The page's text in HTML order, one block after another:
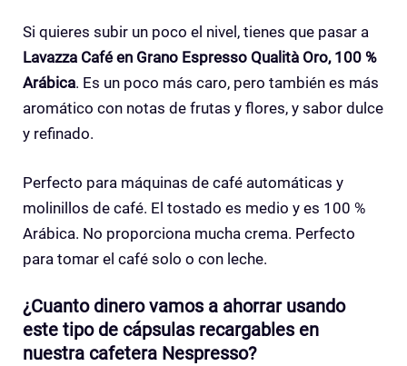
Si quieres subir un poco el nivel, tienes que pasar a
Lavazza Café en Grano Espresso Qualità Oro, 100 %
Arábica. Es un poco más caro, pero también es más
aromático con notas de frutas y flores, y sabor dulce
y refinado.
Perfecto para máquinas de café automáticas y
molinillos de café. El tostado es medio y es 100 %
Arábica. No proporciona mucha crema. Perfecto
para tomar el café solo o con leche.
¿Cuanto dinero vamos a ahorrar usando
este tipo de cápsulas recargables en
nuestra cafetera Nespresso?